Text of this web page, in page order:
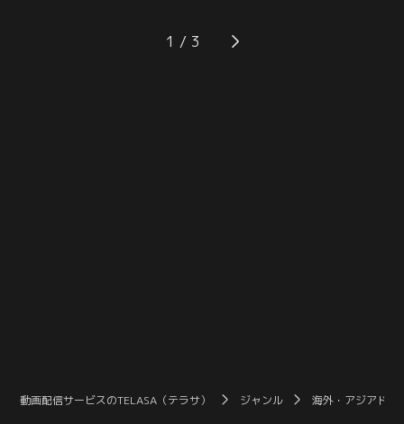
総合格闘技の選手を治療する。サバ
ティカル休暇を終えて復帰したスト
テッド医師は、患者の死因について
弁明しなければならなくなる。ハル
1
動画配信サービスのTELASA（テラサ） ジャンル 海外・アジアドラ